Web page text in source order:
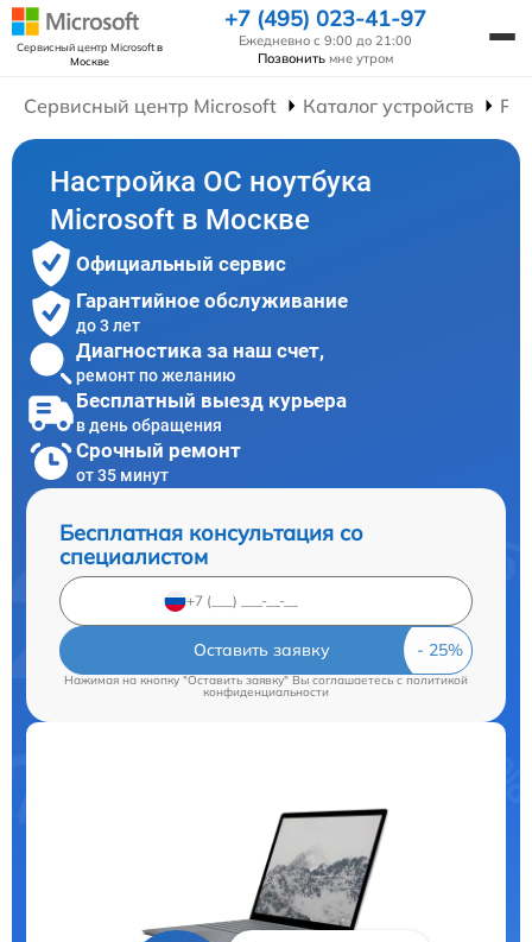
Сервисный центр Microsoftв
Москве
+7 (495) 023-41-97
Ежедневно с 9:00 до 21:00
Позвонить мне утром
Сервисный центр Microsoft Каталог устройств
Настройка ОС ноутбука
Microsoft в Москве
Официальный сервис
Гарантийное обслуживание
до 3 лет
Диагностика за наш счет,
ремонт по желанию
Бесплатный выезд курьера
в день обращения
Срочный ремонт
от 35 минут
Бесплатная консультация со
специалистом
Оставить заявку
Нажимая на кнопку "Оставить заявку" Вы соглашаетесь cполитикой
конфиденциальности